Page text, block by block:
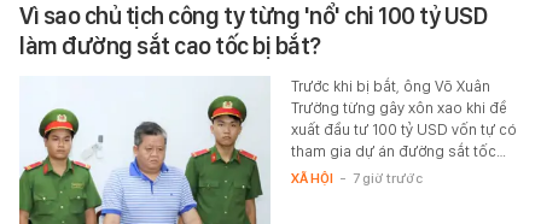
Vì sao chủ tịch công ty từng 'nổ' chi 100 tỷ USD
làm đường sắt cao tốc bị bắt?
Trước khi bị bắt, ông Võ Xuân
Trường từng gây xôn xao khi đề
xuất đầu tư 100 tỷ USD vốn tự có
tham gia dự án đường sắt tốc…
XÃ HỘI - 7 giờ trước